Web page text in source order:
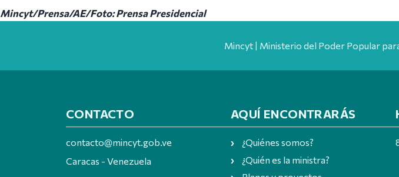
Mincyt/Prensa/AE/Foto: Prensa Presidencial
Mincyt | Ministerio del Poder Popular
CONTACTO
contacto@mincyt.gob.ve
Caracas - Venezuela
AQUÍ ENCONTRARÁS
¿Quiénes somos?
¿Quién es la ministra?